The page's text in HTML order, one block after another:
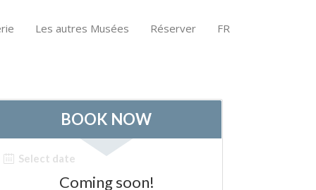
Les autres Musées Réserver FR